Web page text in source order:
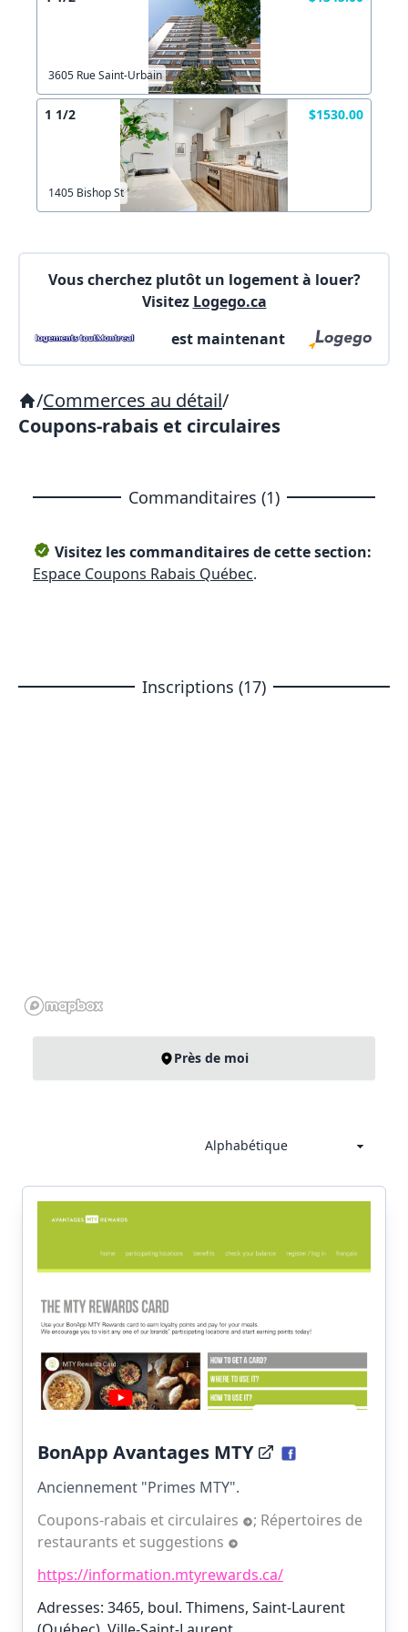
3605 Rue Saint-Urbain
1 1/2 $1530.00
1405 Bishop St
Vous cherchez plutôt un logement à louer?
Visitez Logego.ca
est maintenant
/Commerces au détail/
Coupons-rabais et circulaires
Commanditaires (1)
Visitez les commanditaires de cette section:
Espace Coupons Rabais Québec.
Inscriptions (17)
Près de moi
BonApp Avantages MTY
Anciennement "Primes MTY".
Coupons-rabais et circulaires
; Répertoires de
restaurants et suggestions
https://information.mtyrewards.ca/
Adresses: 3465, boul. Thimens, Saint-Laurent
X Fermer
Lien vers inscription (sera inclus dans courriel)
Copier lien